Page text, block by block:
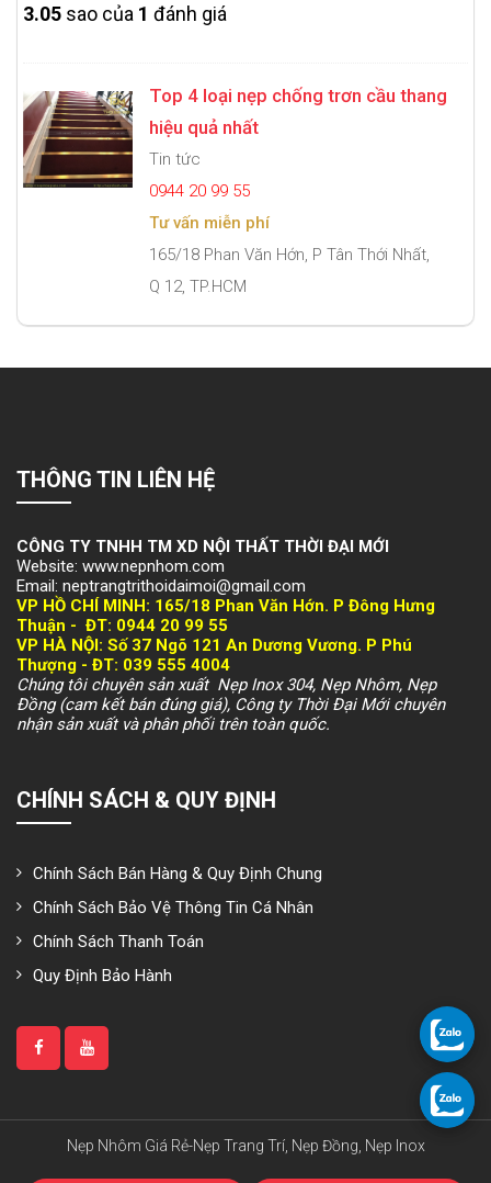
3.05 sao của 1 đánh giá
Top 4 loại nẹp chống trơn cầu thang
hiệu quả nhất
Tin tức
0944 20 99 55
Tư vấn miễn phí
165/18 Phan Văn Hớn, P Tân Thới Nhất,
Q 12, TP.HCM
THÔNG TIN LIÊN HỆ
CÔNG TY TNHH TM XD NỘI THẤT THỜI ĐẠI MỚI
Website: www.nepnhom.com
Email: neptrangtrithoidaimoi@gmail.com
VP HỒ CHÍ MINH: 165/18 Phan Văn Hớn. P Đông Hưng
Thuận - ĐT: 0944 20 99 55
VP HÀ NỘI: Số 37 Ngõ 121 An Dương Vương. P Phú
Thượng - ĐT: 039 555 4004
Chúng tôi chuyên sản xuất Nẹp Inox 304, Nẹp Nhôm, Nẹp
Đồng (cam kết bán đúng giá), Công ty Thời Đại Mới chuyên
nhận sản xuất và phân phối trên toàn quốc.
CHÍNH SÁCH & QUY ĐỊNH
Chính Sách Bán Hàng & Quy Định Chung
Chính Sách Bảo Vệ Thông Tin Cá Nhân
Chính Sách Thanh Toán
Quy Định Bảo Hành
Nẹp Nhôm Giá Rẻ-Nẹp Trang Trí, Nẹp Đồng, Nẹp Inox